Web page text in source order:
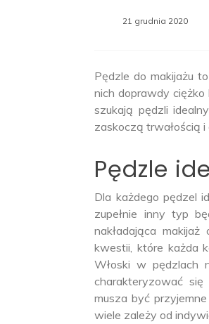
21 grudnia 2020
Pędzle do makijażu
nich doprawdy ciężko
szukają pędzli
zaskoczą trwałością
Pędzle
Dla każdego pędzel
zupełnie inny typ
nakładająca
kwestii, które każda
Włoski w pędzlach
charakteryzować się
musza być
wiele zależy od